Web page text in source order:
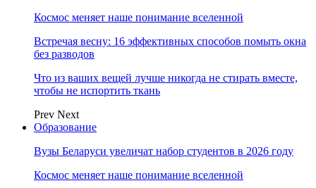
Космос меняет наше понимание вселенной
Встречая весну: 16 эффективных способов помыть окна
без разводов
Что из ваших вещей лучше никогда не стирать вместе,
чтобы не испортить ткань
Prev Next
Образование
Вузы Беларуси увеличат набор студентов в 2026 году
Космос меняет наше понимание вселенной